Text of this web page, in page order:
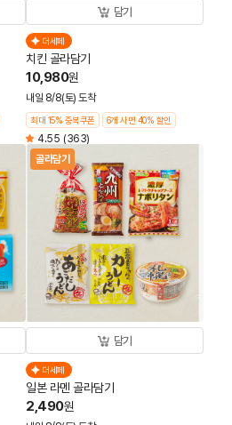
담기
더세페
치킨 골라담기
10,980원
내일 8/8(토) 도착
최대 15% 중복쿠폰 6개 사면 40% 할인
4.55 (363)
골라담기
담기
더세페
일본 라멘 골라담기
2,490원